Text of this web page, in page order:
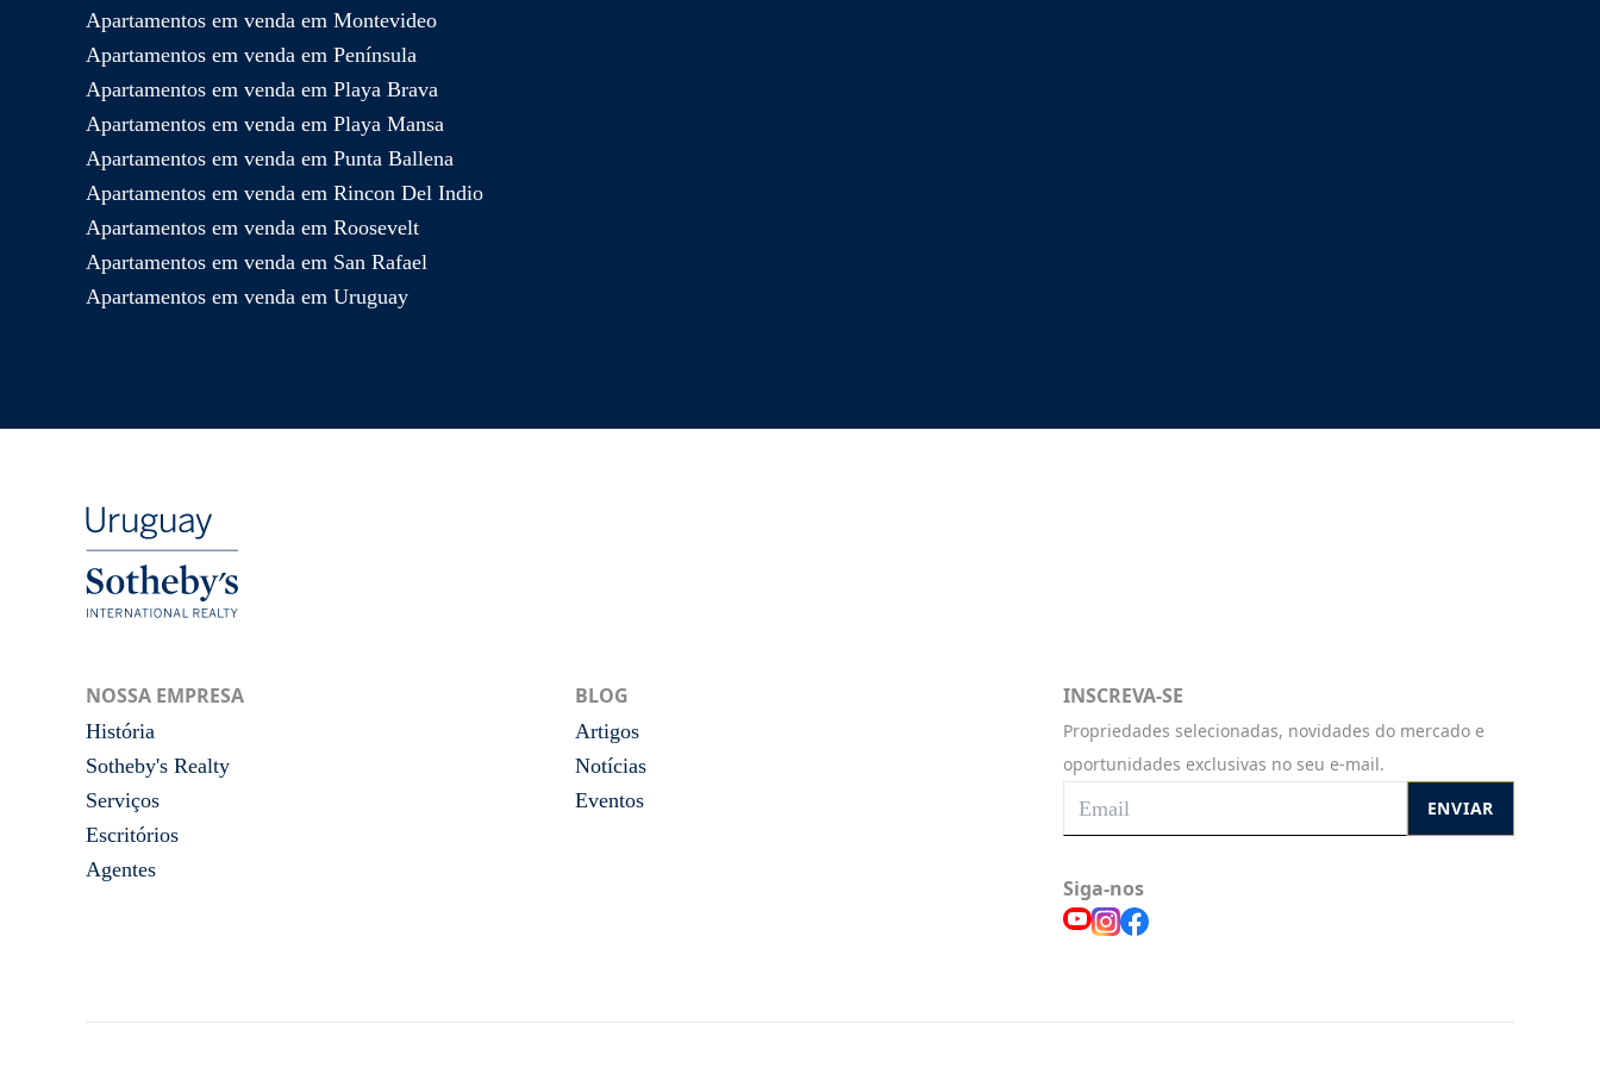
Apartamentos em venda em Montevideo
Apartamentos em venda em Península
Apartamentos em venda em Playa Brava
Apartamentos em venda em Playa Mansa
Apartamentos em venda em Punta Ballena
Apartamentos em venda em Rincon Del Indio
Apartamentos em venda em Roosevelt
Apartamentos em venda em San Rafael
Apartamentos em venda em Uruguay
NOSSA EMPRESA
História
Sotheby's Realty
Serviços
Escritórios
Agentes
BLOG
Artigos
Notícias
Eventos
INSCREVA-SE
Propriedades selecionadas, novidades do mercado e
oportunidades exclusivas no seu e-mail.
ENVIAR
Siga-nos